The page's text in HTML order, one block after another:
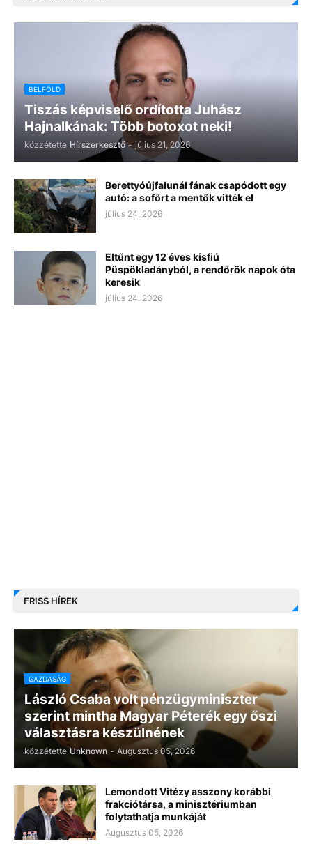
BELFÖLD
Tiszás képviselő ordította Juhász
Hajnalkának: Több botoxot neki!
közzétette Hírszerkesztő - július 21, 2026
Berettyóújfalunál fának csapódott egy
autó: a sofőrt a mentők vitték el
július 24, 2026
Eltűnt egy 12 éves kisfiú
Püspökladányból, a rendőrök napok óta
keresik
július 24, 2026
FRISS HÍREK
GAZDASÁG
László Csaba volt pénzügyminiszter
szerint mintha Magyar Péterék egy őszi
választásra készülnének
közzétette Unknown - Augusztus 05, 2026
Lemondott Vitézy asszony korábbi
frakciótársa, a minisztériumban
folytathatja munkáját
Augusztus 05, 2026